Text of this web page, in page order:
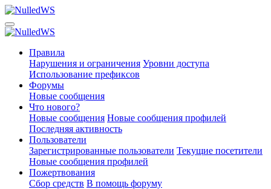
Правила
Нарушения и ограничения Уровни доступа
Использование префиксов
Форумы
Новые сообщения
Что нового?
Новые сообщения Новые сообщения профилей
Последняя активность
Пользователи
Зарегистрированные пользователи Текущие посетители
Новые сообщения профилей
Пожертвования
Сбор средств В помощь форуму